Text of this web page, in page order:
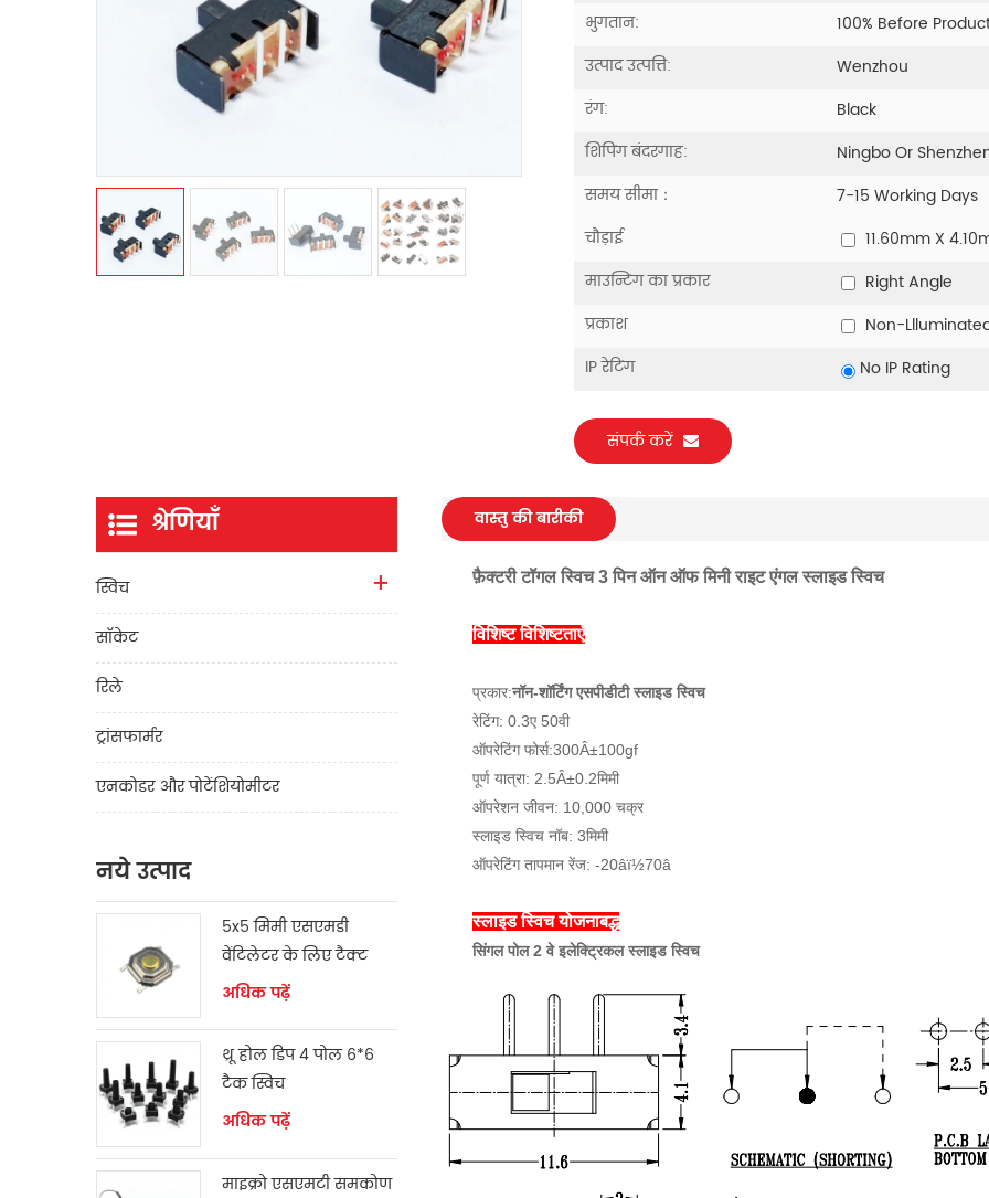
भुगतान:
100% Before
उत्पाद उत्पत्ति:
Wenzhou
रंग:
Black
शिपिंग बंदरगाह:
Ningbo Or
समय सीमा：
7-15 Working Days
चौड़ाई
11.60mm X
माउन्टिंग का प्रकार
Right Angle
प्रकाश
Non-
IP रेटिंग
No IP Rating
संपर्क करें
वास्तु की बारीकी
फ़ैक्टरी टॉगल स्विच 3 पिन ऑन ऑफ मिनी राइट एंगल स्लाइड स्विच
विशिष्ट विशिष्टताएँ
प्रकार:नॉन-शॉर्टिंग एसपीडीटी स्लाइड स्विच
रेटिंग: 0.3ए 50वी
ऑपरेटिंग फोर्स:300Â±100gf
पूर्ण यात्रा: 2.5Â±0.2मिमी
ऑपरेशन जीवन: 10,000 चक्र
स्लाइड स्विच नॉब: 3मिमी
ऑपरेटिंग तापमान रेंज: -20âï½70â
स्लाइड स्विच योजनाबद्ध
सिंगल पोल 2 वे इलेक्ट्रिकल स्लाइड स्विच
श्रेणियाँ
स्विच
सॉकेट
रिले
ट्रांसफार्मर
एनकोडर और पोटेंशियोमीटर
नये उत्पाद
5x5 मिमी एसएमडी
वेंटिलेटर के लिए टैक्ट
स्विच
अधिक पढ़ें
थ्रू होल डिप 4 पोल 6*6
टैक स्विच
अधिक पढ़ें
माइक्रो एसएमटी समकोण